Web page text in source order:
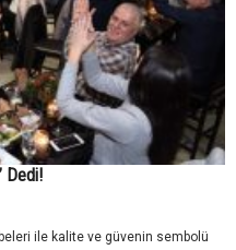
Dedi!
ile kalite ve güvenin sembolü